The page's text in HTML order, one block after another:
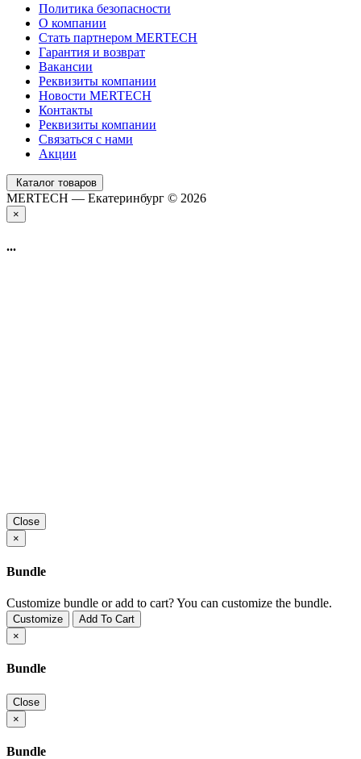
Политика безопасности
О компании
Стать партнером MERTECH
Гарантия и возврат
Вакансии
Реквизиты компании
Новости MERTECH
Контакты
Реквизиты компании
Связаться с нами
Акции
Каталог товаров
MERTECH — Екатеринбург © 2026
×
...
Close
×
Bundle
Customize bundle or add to cart?You can customize the bundle.
Customize
Add To Cart
×
Bundle
Close
×
Bundle